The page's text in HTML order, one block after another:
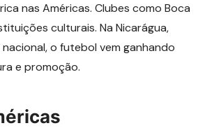
nas Américas. Clubes como Boca
culturais. Na Nicarágua,
o futebol vem ganhando
e promoção.